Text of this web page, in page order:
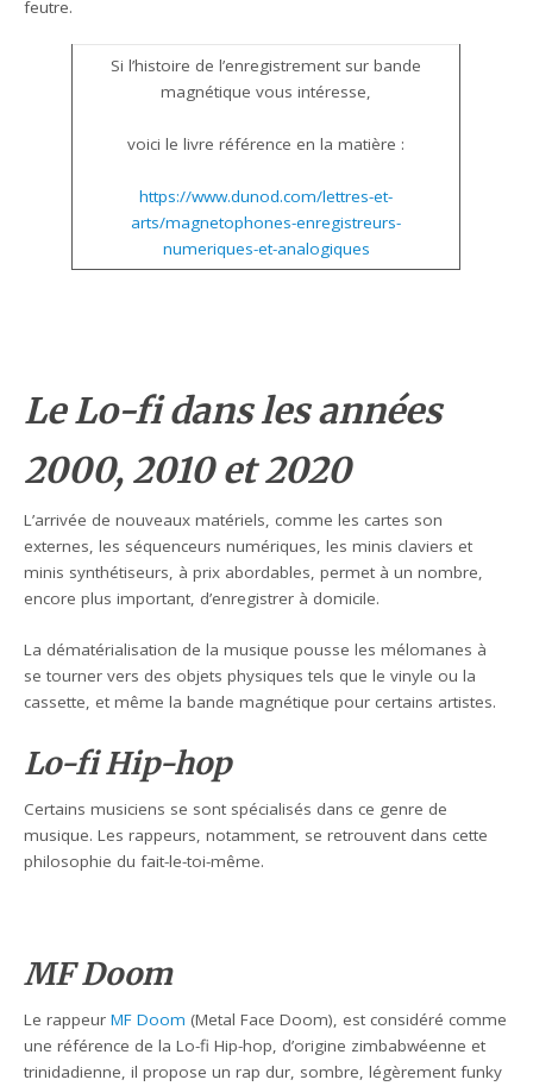
feutre.
Si l’histoire de l’enregistrement sur bande
magnétique vous intéresse,
voici le livre référence en la matière :
https://www.dunod.com/lettres-et-
arts/magnetophones-enregistreurs-
numeriques-et-analogiques
Le Lo-fi dans les années
2000, 2010 et 2020
L’arrivée de nouveaux matériels, comme les cartes son
externes, les séquenceurs numériques, les minis claviers et
minis synthétiseurs, à prix abordables, permet à un nombre,
encore plus important, d’enregistrer à domicile.
La dématérialisation de la musique pousse les mélomanes à
se tourner vers des objets physiques tels que le vinyle ou la
cassette, et même la bande magnétique pour certains artistes.
Lo-fi Hip-hop
Certains musiciens se sont spécialisés dans ce genre de
musique. Les rappeurs, notamment, se retrouvent dans cette
philosophie du fait-le-toi-même.
MF Doom
Le rappeurMF Doom (Metal Face Doom), est considéré comme
une référence de la Lo-fi Hip-hop, d’origine zimbabwéenne et
trinidadienne, il propose un rap dur, sombre, légèrement funky